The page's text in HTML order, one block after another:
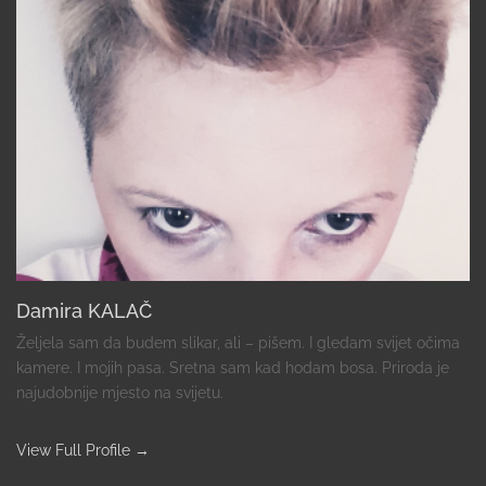
Damira KALAČ
Željela sam da budem slikar, ali – pišem. I gledam svijet očima
kamere. I mojih pasa. Sretna sam kad hodam bosa. Priroda je
najudobnije mjesto na svijetu.
View Full Profile →